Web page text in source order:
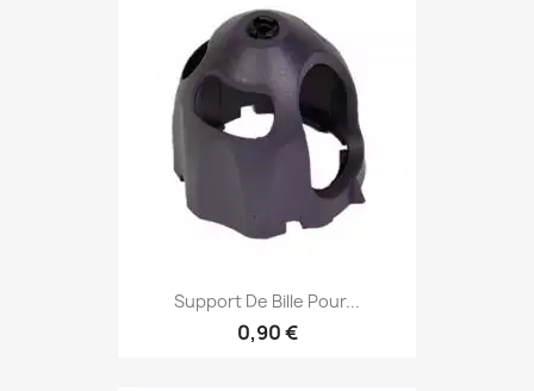
Support De Bille Pour...
0,90 €